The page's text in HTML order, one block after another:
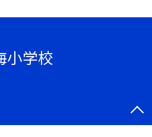
小学校